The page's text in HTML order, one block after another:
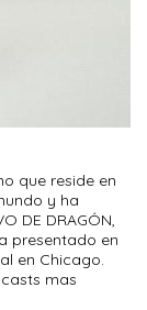
que reside en
y ha
DE DRAGÓN,
presentado en
en Chicago.
mas